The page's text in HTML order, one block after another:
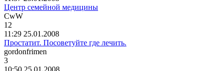
Центр семейной медицины
CwW
12
11:29 25.01.2008
Простатит. Посоветуйте где лечить.
gordonfrimen
3
10:50 25.01.2008